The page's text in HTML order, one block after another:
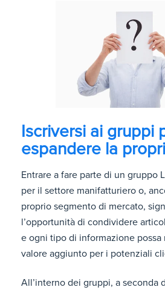
Iscriversi ai gruppi
espandere la
Entrare a fare parte di un gruppo
per il settore manifatturiero o,
proprio segmento di mercato,
l’opportunità di condividere
e ogni tipo di informazione possa
valore aggiunto per i potenziali
All’interno dei gruppi, a seconda